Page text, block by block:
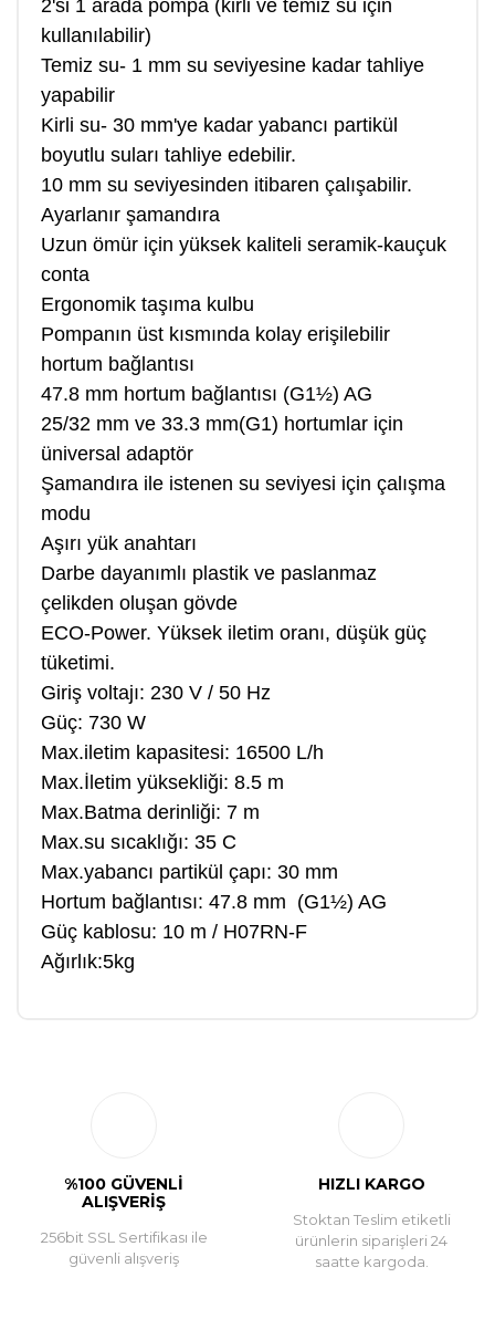
2'si 1 arada pompa (kirli ve temiz su için
kullanılabilir)
Temiz su- 1 mm su seviyesine kadar tahliye
yapabilir
Kirli su- 30 mm'ye kadar yabancı partikül
boyutlu suları tahliye edebilir.
10 mm su seviyesinden itibaren çalışabilir.
Ayarlanır şamandıra
Uzun ömür için yüksek kaliteli seramik-kauçuk
conta
Ergonomik taşıma kulbu
Pompanın üst kısmında kolay erişilebilir
hortum bağlantısı
47.8 mm hortum bağlantısı (G1½) AG
25/32 mm ve 33.3 mm(G1) hortumlar için
üniversal adaptör
Şamandıra ile istenen su seviyesi için çalışma
modu
Aşırı yük anahtarı
Darbe dayanımlı plastik ve paslanmaz
çelikden oluşan gövde
ECO-Power. Yüksek iletim oranı, düşük güç
tüketimi.
Giriş voltajı: 230 V / 50 Hz
Güç: 730 W
Max.iletim kapasitesi: 16500 L/h
Max.İletim yüksekliği: 8.5 m
Max.Batma derinliği: 7 m
Max.su sıcaklığı: 35 C
Max.yabancı partikül çapı: 30 mm
Hortum bağlantısı: 47.8 mm (G1½) AG
Güç kablosu: 10 m / H07RN-F
Ağırlık:5kg
%100 GÜVENLİ
ALIŞVERİŞ
256bit SSL Sertifikası ile
güvenli alışveriş
HIZLI KARGO
Stoktan Teslim etiketli
ürünlerin siparişleri 24
saatte kargoda.